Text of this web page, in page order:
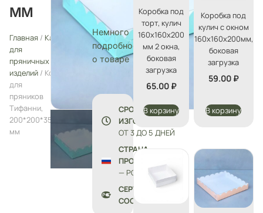
ММ
Главная / Каталог
Упаковка
для
пряничных
изделий / Коробка
для
пряников
Тифанни,
200*200*35
мм
Немного
подробностей
о товаре
СРОК
ИЗГОТОВЛЕНИЯ:
ОТ 3 ДО 5 ДНЕЙ
СТРАНА
ПРОИЗВОДСТВА
— РОССИЯ
СЕРТИФИКАТЫ
СООТВЕТСТВИЯ
Коробка под
торт, кулич
160х160х200
мм 2 окна,
боковая
загрузка
65.00 ₽
В корзину
Коробка под
кулич с окном
160х160х200мм,
боковая
загрузка
59.00 ₽
В корзину